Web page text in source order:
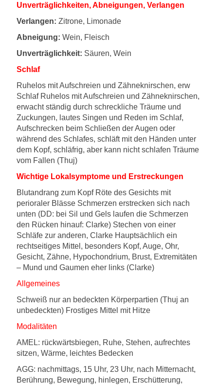
Unverträglichkeiten, Abneigungen, Verlangen
Verlangen: Zitrone, Limonade
Abneigung: Wein, Fleisch
Unverträglichkeit: Säuren, Wein
Schlaf
Ruhelos mit Aufschreien und Zähneknirschen, erw
Schlaf Ruhelos mit Aufschreien und Zähneknirschen,
erwacht ständig durch schreckliche Träume und
Zuckungen, lautes Singen und Reden im Schlaf,
Aufschrecken beim Schließen der Augen oder
während des Schlafes, schläft mit den Händen unter
dem Kopf, schläfrig, aber kann nicht schlafen Träume
vom Fallen (Thuj)
Wichtige Lokalsymptome und Erstreckungen
Blutandrang zum Kopf Röte des Gesichts mit
perioraler Blässe Schmerzen erstrecken sich nach
unten (DD: bei Sil und Gels laufen die Schmerzen
den Rücken hinauf: Clarke) Stechen von einer
Schläfe zur anderen, Clarke Hauptsächlich ein
rechtseitiges Mittel, besonders Kopf, Auge, Ohr,
Gesicht, Zähne, Hypochondrium, Brust, Extremitäten
– Mund und Gaumen eher links (Clarke)
Allgemeines
Schweiß nur an bedeckten Körperpartien (Thuj an
unbedeckten) Frostiges Mittel mit Hitze
Modalitäten
AMEL: rückwärtsbiegen, Ruhe, Stehen, aufrechtes
sitzen, Wärme, leichtes Bedecken
AGG: nachmittags, 15 Uhr, 23 Uhr, nach Mitternacht,
Berührung, Bewegung, hinlegen, Erschütterung,